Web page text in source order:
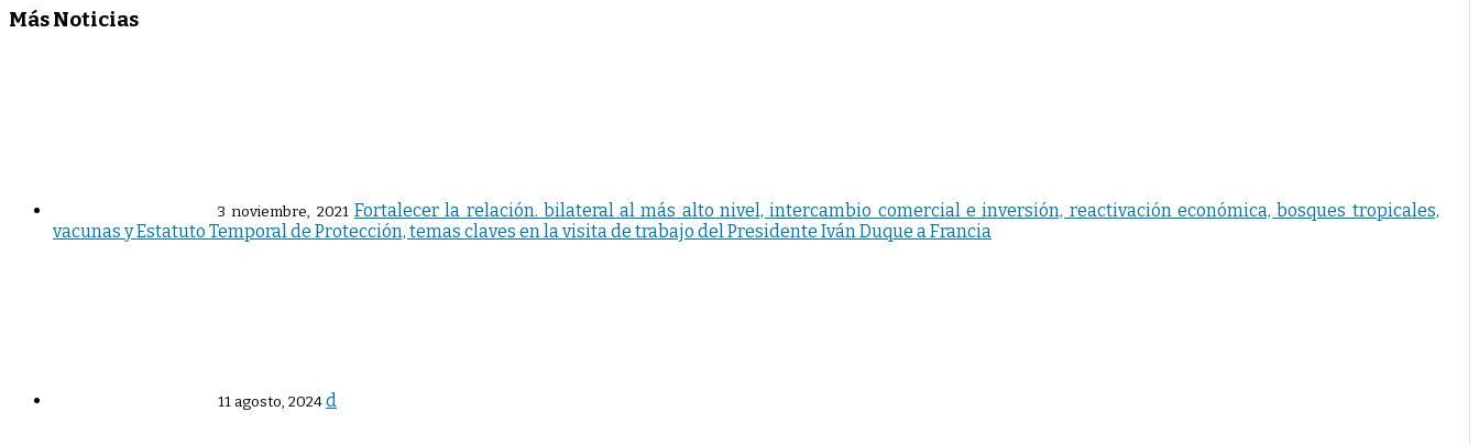
Más Noticias
3 noviembre, 2021 Fortalecer la relación. bilateral al más alto nivel, intercambio comercial e inversión, reactivación económica, bosques tropicales,
vacunas y Estatuto Temporal de Protección, temas claves en la visita de trabajo del Presidente Iván Duque a Francia
11 agosto, 2024d